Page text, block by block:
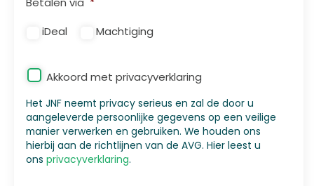
iDeal
Machtiging
Privacy *
Akkoord met privacyverklaring
Het JNF neemt privacy serieus en zal de door u
aangeleverde persoonlijke gegevens op een veilige
manier verwerken en gebruiken. We houden ons
hierbij aan de richtlijnen van de AVG. Hier leest u
ons privacyverklaring.